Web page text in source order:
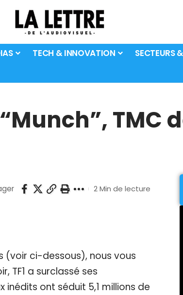
TECH & INNOVATION
SECTEURS
TMC
2 Min de lecture
(voir ci-dessous), nous vous
TF1 a surclassé ses
inédits ont séduit 5,1 millions de